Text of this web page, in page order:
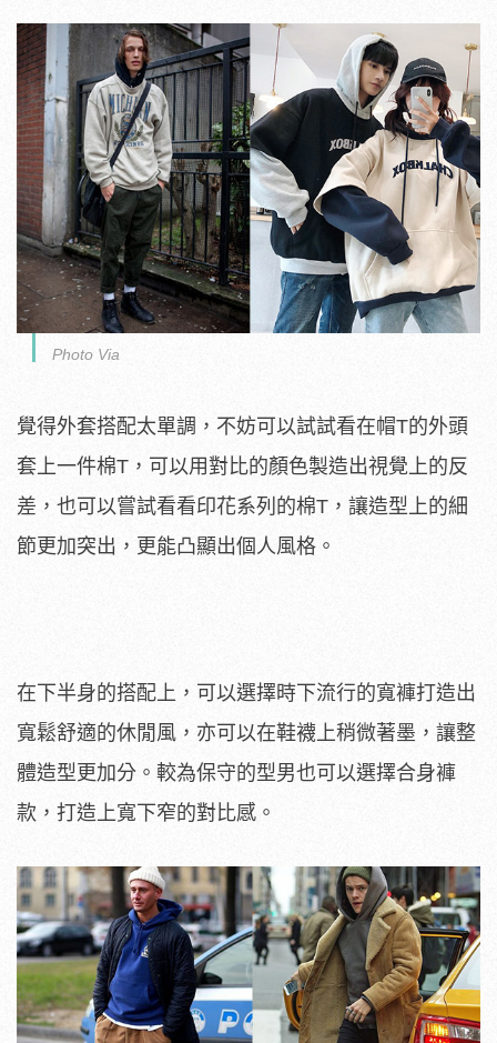
Photo Via
覺得外套搭配太單調，不妨可以試試看在帽T的外頭
套上一件棉T，可以用對比的顏色製造出視覺上的反
差，也可以嘗試看看印花系列的棉T，讓造型上的細
節更加突出，更能凸顯出個人風格。
在下半身的搭配上，可以選擇時下流行的寬褲打造出
寬鬆舒適的休閒風，亦可以在鞋襪上稍微著墨，讓整
體造型更加分。較為保守的型男也可以選擇合身褲
款，打造上寬下窄的對比感。